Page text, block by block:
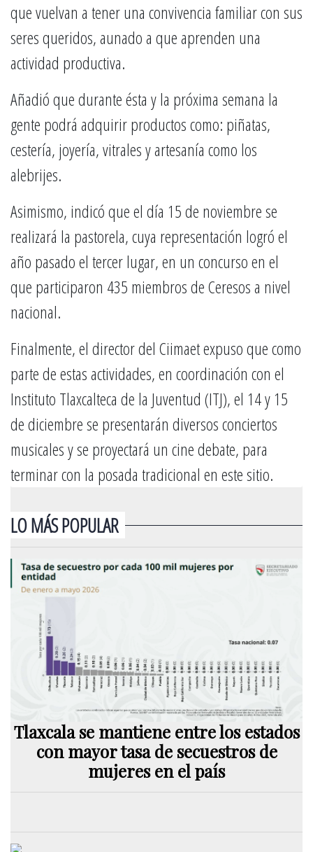
que vuelvan a tener una convivencia familiar con sus
seres queridos, aunado a que aprenden una
actividad productiva.
Añadió que durante ésta y la próxima semana la
gente podrá adquirir productos como: piñatas,
cestería, joyería, vitrales y artesanía como los
alebrijes.
Asimismo, indicó que el día 15 de noviembre se
realizará la pastorela, cuya representación logró el
año pasado el tercer lugar, en un concurso en el
que participaron 435 miembros de Ceresos a nivel
nacional.
Finalmente, el director del Ciimaet expuso que como
parte de estas actividades, en coordinación con el
Instituto Tlaxcalteca de la Juventud (ITJ), el 14 y 15
de diciembre se presentarán diversos conciertos
musicales y se proyectará un cine debate, para
terminar con la posada tradicional en este sitio.
LO MÁS POPULAR
Tlaxcala se mantiene entre los estados
con mayor tasa de secuestros de
mujeres en el país